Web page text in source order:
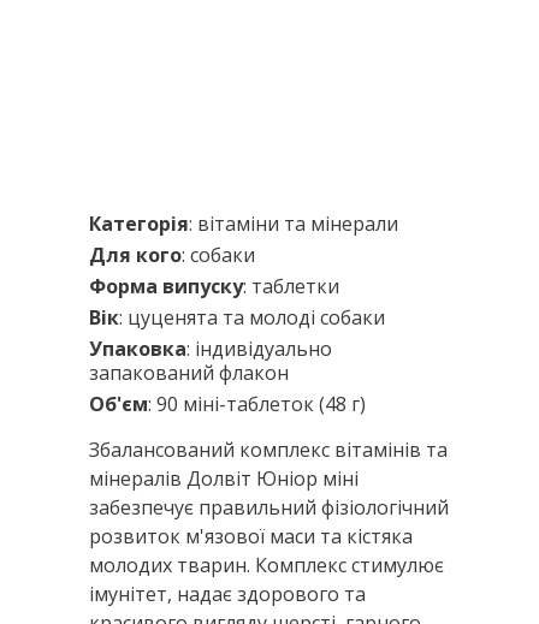
Збалансований комплекс вітамінів та
мінералів Долвіт Юніор міні
забезпечує правильний фізіологічний
розвиток м'язової маси та кістяка
молодих тварин. Комплекс стимулює
імунітет, надає здорового та
Категорія: вітаміни та мінерали
Для кого: собаки
Форма випуску: таблетки
Вік: цуценята та молоді собаки
Упаковка: індивідуально
запакований флакон
Об'єм: 90 міні-таблеток (48 г)